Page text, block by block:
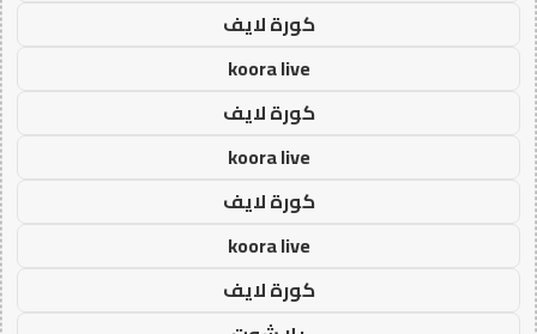
كورة لايف
koora live
كورة لايف
koora live
كورة لايف
koora live
كورة لايف